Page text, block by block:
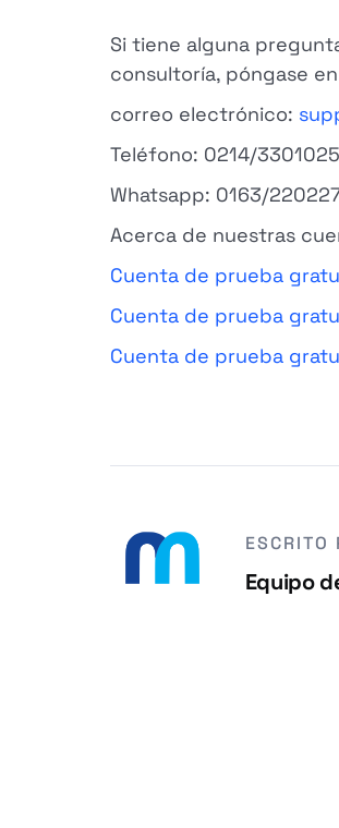
Si tiene alguna
consultoría, póngase
correo electrónico:
Teléfono: 0214/
Whatsapp: 0163/
Acerca de nuestras
Cuenta de prueba
Cuenta de prueba
Cuenta de prueba
ESCRITO
Equipo